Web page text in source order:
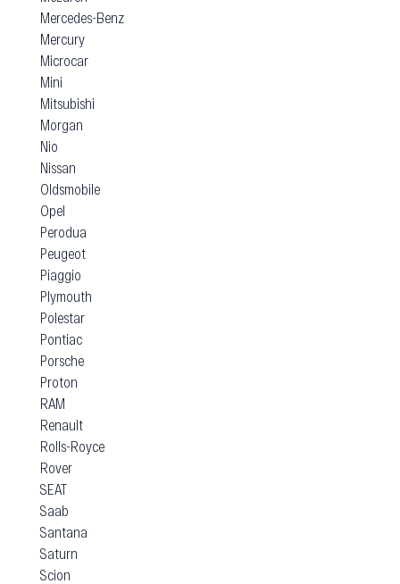
Mercedes-Benz
Mercury
Microcar
Mini
Mitsubishi
Morgan
Nio
Nissan
Oldsmobile
Opel
Perodua
Peugeot
Piaggio
Plymouth
Polestar
Pontiac
Porsche
Proton
RAM
Renault
Rolls-Royce
Rover
SEAT
Saab
Santana
Saturn
Scion